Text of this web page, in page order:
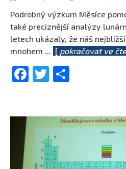
Podrobný výzkum Měsíce
také preciznější analýzy
letech ukázaly, že náš
mnohem ... [ pokračovat ve
Facebook
Twitter